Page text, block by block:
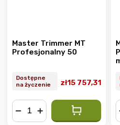
Master Trimmer MT
Profesjonalny 50
Dostępne
na życzenie
zł15 757,31